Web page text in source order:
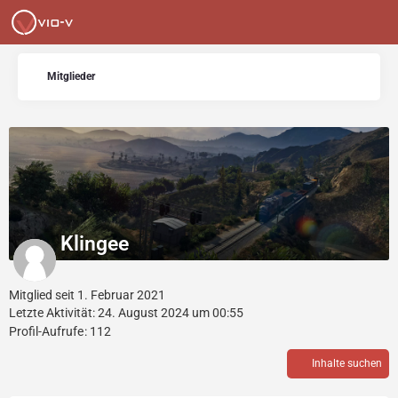
Mitglieder
Klingee
Mitglied seit 1. Februar 2021
Letzte Aktivität:24. August 2024 um 00:55
Profil-Aufrufe 112
Inhalte suchen